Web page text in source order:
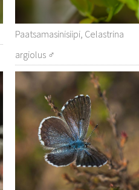
Paatsamasinisiipi, Celastrina
argiolus ♂